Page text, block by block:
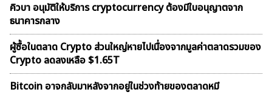
คิวบา อนุมัติให้บริการ cryptocurrency ต้องมีใบอนุญาตจาก
ธนาคารกลาง
ผู้ซื้อในตลาด Crypto ส่วนใหญ่หายไปเนื่องจากมูลค่าตลาดรวมของ
Crypto ลดลงเหลือ $1.65T
Bitcoin อาจกลับมาหลังจากอยู่ในช่วงท้ายของตลาดหมี